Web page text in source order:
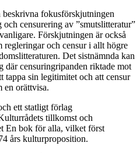
fokusförskjutningen
censurering av ”smutslitteratur”
Förskjutningen är också
regleringar och censur i allt högre
Det sistnämnda kan
censuringripanden riktade mot
tappa sin legitimitet och att censur
en orättvisa.
ett statligt förlag
tillkomst och
En bok för alla, vilket först
års kulturproposition.